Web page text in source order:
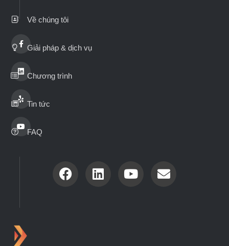
Nextlevel
2026
Về chúng tôi
Giải pháp & dịch vụ
Chương trình
Tin tức
FAQ